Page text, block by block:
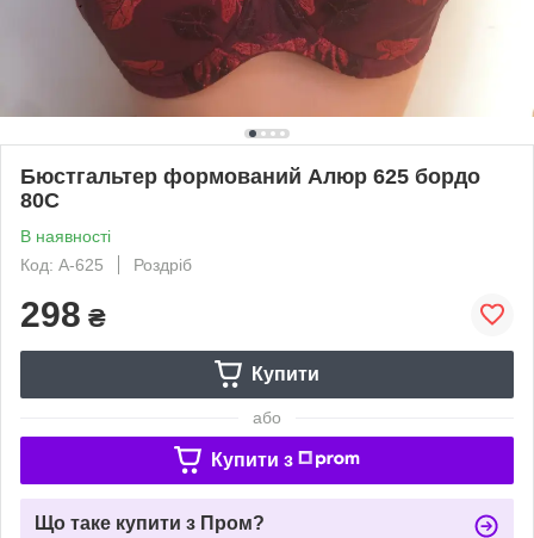
Бюстгальтер формований Алюр 625 бордо
80С
В наявності
Код: А-625
Роздріб
298 ₴
Купити
або
Купити з
Що таке купити з Пром?